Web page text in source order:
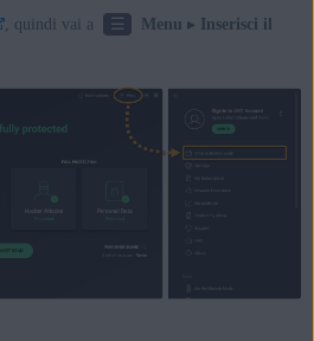
, quindi vai a ☰ Menu ▸
Inserisci il